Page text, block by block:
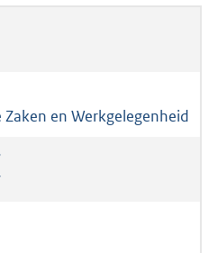
en Werkgelegenheid